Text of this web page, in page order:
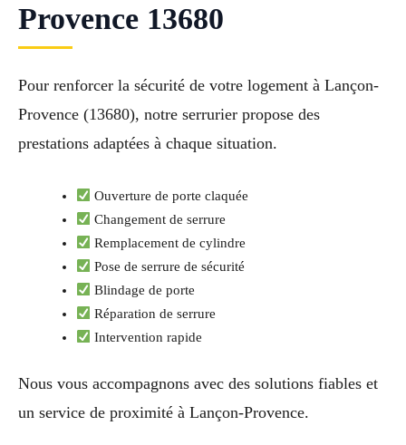
Provence 13680
Pour renforcer la sécurité de votre logement à Lançon-
Provence (13680), notre serrurier propose des
prestations adaptées à chaque situation.
Ouverture de porte claquée
Changement de serrure
Remplacement de cylindre
Pose de serrure de sécurité
Blindage de porte
Réparation de serrure
Intervention rapide
Nous vous accompagnons avec des solutions fiables et
un service de proximité à Lançon-Provence.